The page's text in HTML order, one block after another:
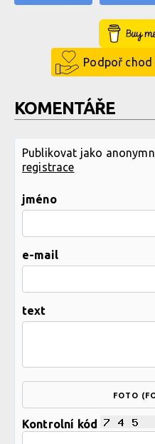
Buy
Podpoř chod
KOMENTÁŘE
Publikovat jako
registrace
jméno
e-mail
text
FOTO
Kontrolní kód